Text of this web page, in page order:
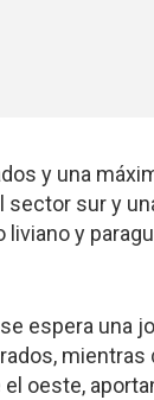
y una
sur y
y
espera una
mientras
oeste,